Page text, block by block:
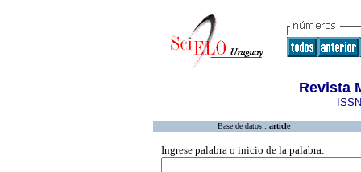
Revista
Base de datos : article
Ingrese palabra o inicio de la palabra: